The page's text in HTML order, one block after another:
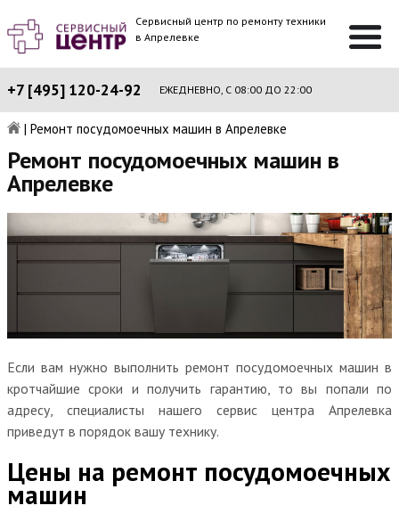
Сервисный центр по ремонту техники
в Апрелевке
+7 [495] 120-24-92 ЕЖЕДНЕВНО, С 08:00 ДО 22:00
| Ремонт посудомоечных машин в Апрелевке
Ремонт посудомоечных машин в
Апрелевке
Если вам нужно выполнить ремонт посудомоечных машин в
кротчайшие сроки и получить гарантию, то вы попали по
адресу, специалисты нашего сервис центра Апрелевка
приведут в порядок вашу технику.
Цены на ремонт посудомоечных
машин